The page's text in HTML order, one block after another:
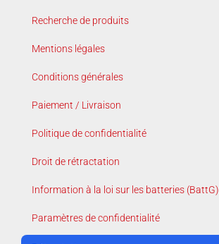
Recherche de produits
Mentions légales
Conditions générales
Paiement / Livraison
Politique de confidentialité
Droit de rétractation
Information à la loi sur les batteries (BattG)
Paramètres de confidentialité